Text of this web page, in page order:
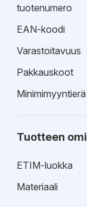
tuotenumero
EAN-koodi
Varastoitavuus
Pakkauskoot
Minimimyyntierä
Tuotteen
ETIM-luokka
Materiaali